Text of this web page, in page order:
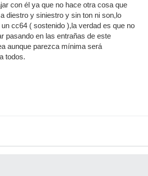
con él ya que no hace otra cosa que
diestro y siniestro y sin ton ni son,lo
cc64 ( sostenido ),la verdad es que no
pasando en las entrañas de este
aunque parezca mínima será
todos.